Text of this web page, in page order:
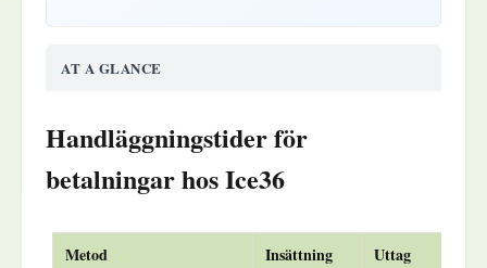
AT A GLANCE
Handläggningstider för
betalningar hos Ice36
Metod Insättning Uttag